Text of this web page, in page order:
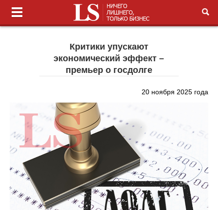
Критики упускают
экономический эффект –
премьер о госдолге
20 ноября 2025 года